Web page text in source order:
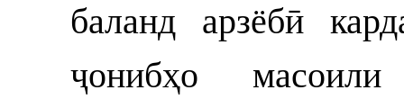
баланд арзёбӣ
ҷонибҳо